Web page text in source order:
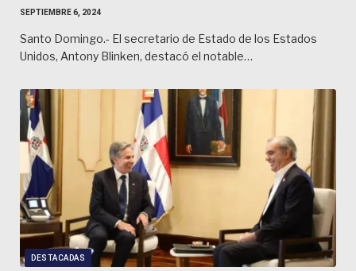
SEPTIEMBRE 6, 2024
Santo Domingo.- El secretario de Estado de los Estados
Unidos, Antony Blinken, destacó el notable…
DESTACADAS